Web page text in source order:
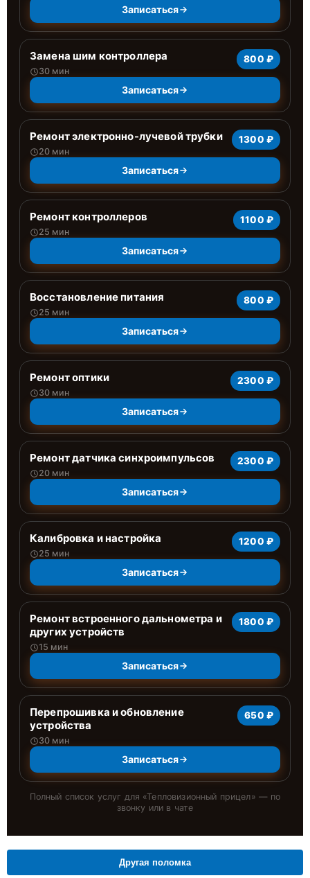
Записаться
Замена шим контроллера
30 мин
800 ₽
Записаться
Ремонт электронно-лучевой трубки
20 мин
1300 ₽
Записаться
Ремонт контроллеров
25 мин
1100 ₽
Записаться
Восстановление питания
25 мин
800 ₽
Записаться
Ремонт оптики
30 мин
2300 ₽
Записаться
Ремонт датчика синхроимпульсов
20 мин
2300 ₽
Записаться
Калибровка и настройка
25 мин
1200 ₽
Записаться
Ремонт встроенного дальнометра и
других устройств
15 мин
1800 ₽
Записаться
Перепрошивка и обновление
устройства
30 мин
650 ₽
Записаться
Полный список услуг для «Тепловизионный прицел» — по
звонку или в чате
Другая поломка